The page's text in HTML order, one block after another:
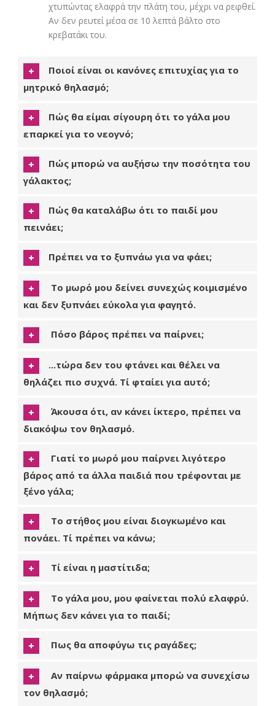
χτυπώντας ελαφρά την πλάτη του, μέχρι να ρεφθεί.
Αν δεν ρευτεί μέσα σε 10 λεπτά βάλτο στο
κρεβατάκι του.
Ποιοί είναι οι κανόνες επιτυχίας για το
μητρικό θηλασμό;
Πώς θα είμαι σίγουρη ότι το γάλα μου
επαρκεί για το νεογνό;
Πώς μπορώ να αυξήσω την ποσότητα του
γάλακτος;
Πώς θα καταλάβω ότι το παιδί μου
πεινάει;
Πρέπει να το ξυπνάω για να φάει;
Το μωρό μου δείνει συνεχώς κοιμισμένο
και δεν ξυπνάει εύκολα για φαγητό.
Πόσο βάρος πρέπει να παίρνει;
...τώρα δεν του φτάνει και θέλει να
θηλάζει πιο συχνά. Τί φταίει για αυτό;
Άκουσα ότι, αν κάνει ίκτερο, πρέπει να
διακόψω τον θηλασμό.
Γιατί το μωρό μου παίρνει λιγότερο
βάρος από τα άλλα παιδιά που τρέφονται με
ξένο γάλα;
Το στήθος μου είναι διογκωμένο και
πονάει. Τί πρέπει να κάνω;
Τί είναι η μαστίτιδα;
Το γάλα μου, μου φαίνεται πολύ ελαφρύ.
Μήπως δεν κάνει για το παιδί;
Πως θα αποφύγω τις ραγάδες;
Αν παίρνω φάρμακα μπορώ να συνεχίσω
τον θηλασμό;